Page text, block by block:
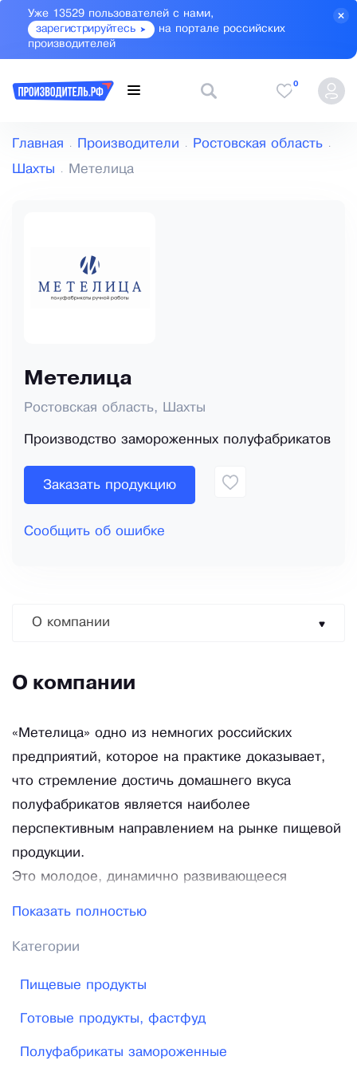
Уже 13529 пользователей с нами,
зарегистрируйтесь
на портале российских
производителей
0
Главная Производители Ростовская область
Шахты Метелица
Метелица
Ростовская область, Шахты
Производство замороженных полуфабрикатов
Заказать продукцию
Сообщить об ошибке
О компании
О компании
«Метелица» одно из немногих российских
предприятий, которое на практике доказывает,
что стремление достичь домашнего вкуса
полуфабрикатов является наиболее
перспективным направлением на рынке пищевой
продукции.
Это молодое, динамично развивающееся
говядины и курицы.
На сегодняшний день наша компания
предоставляет:
Показать полностью
Категории
Пищевые продукты
Готовые продукты, фастфуд
Полуфабрикаты замороженные